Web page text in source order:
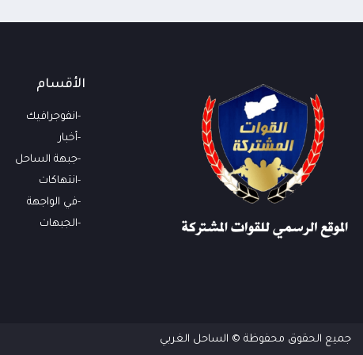
الأقسام
انفوجرافيك
أخبار
جبهة الساحل
انتهاكات
في الواجهة
الجبهات
جميع الحقوق محفوظة © الساحل الغربي